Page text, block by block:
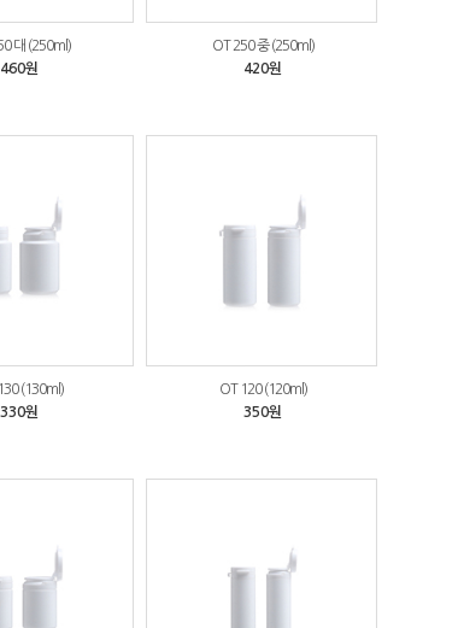
대 (250ml)
460원
OT 250 중 (250ml)
420원
(130ml)
330원
OT 120 (120ml)
350원